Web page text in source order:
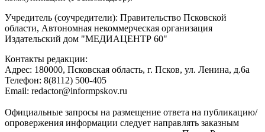
Учредитель (соучредители): Правительство Псковской
области, Автономная некоммерческая организация
Издательский дом "МЕДИАЦЕНТР 60"
Контакты редакции:
Адреc: 180000, Псковская область, г. Псков, ул. Ленина, д.6а
Телефон: 8(8112) 500-405
Email: redactor@informpskov.ru
Официальные запросы на размещение ответа на публикацию/
опровержения информации следует направлять заказным